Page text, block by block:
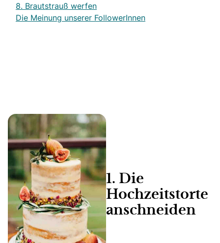
8. Brautstrauß werfen
Die Meinung unserer FollowerInnen
1. Die
Hochzeitstorte
anschneiden